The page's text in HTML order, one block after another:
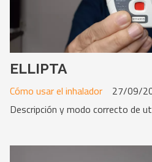
ELLIPTA
Cómo usar el inhalador
27/09/
Descripción y modo correcto de